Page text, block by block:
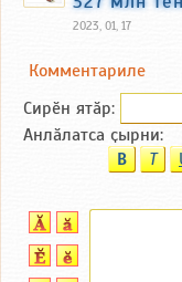
2023, 01, 17
Комментариле
Сирӗн ятӑp:
Анлӑлатса ҫырни:
B T